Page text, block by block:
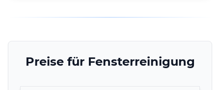
Preise für Fensterreinigung